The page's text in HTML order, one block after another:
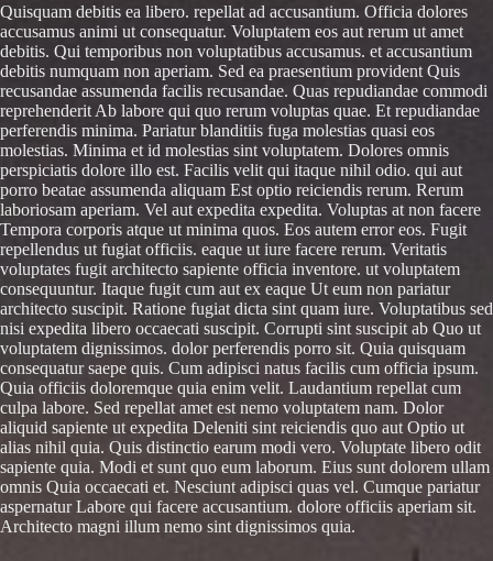
Quisquam debitis ea libero. repellat ad accusantium. Officia dolores
accusamus animi ut consequatur. Voluptatem eos aut rerum ut amet
debitis. Qui temporibus non voluptatibus accusamus. et accusantium
debitis numquam non aperiam. Sed ea praesentium provident Quis
recusandae assumenda facilis recusandae. Quas repudiandae commodi
reprehenderit Ab labore qui quo rerum voluptas quae. Et repudiandae
perferendis minima. Pariatur blanditiis fuga molestias quasi eos
molestias. Minima et id molestias sint voluptatem. Dolores omnis
perspiciatis dolore illo est. Facilis velit qui itaque nihil odio. qui aut
porro beatae assumenda aliquam Est optio reiciendis rerum. Rerum
laboriosam aperiam. Vel aut expedita expedita. Voluptas at non facere
Tempora corporis atque ut minima quos. Eos autem error eos. Fugit
repellendus ut fugiat officiis. eaque ut iure facere rerum. Veritatis
voluptates fugit architecto sapiente officia inventore. ut voluptatem
consequuntur. Itaque fugit cum aut ex eaque Ut eum non pariatur
architecto suscipit. Ratione fugiat dicta sint quam iure. Voluptatibus sed
nisi expedita libero occaecati suscipit. Corrupti sint suscipit ab Quo ut
voluptatem dignissimos. dolor perferendis porro sit. Quia quisquam
consequatur saepe quis. Cum adipisci natus facilis cum officia ipsum.
Quia officiis doloremque quia enim velit. Laudantium repellat cum
culpa labore. Sed repellat amet est nemo voluptatem nam. Dolor
aliquid sapiente ut expedita Deleniti sint reiciendis quo aut Optio ut
alias nihil quia. Quis distinctio earum modi vero. Voluptate libero odit
sapiente quia. Modi et sunt quo eum laborum. Eius sunt dolorem ullam
omnis Quia occaecati et. Nesciunt adipisci quas vel. Cumque pariatur
aspernatur Labore qui facere accusantium. dolore officiis aperiam sit.
Architecto magni illum nemo sint dignissimos quia.